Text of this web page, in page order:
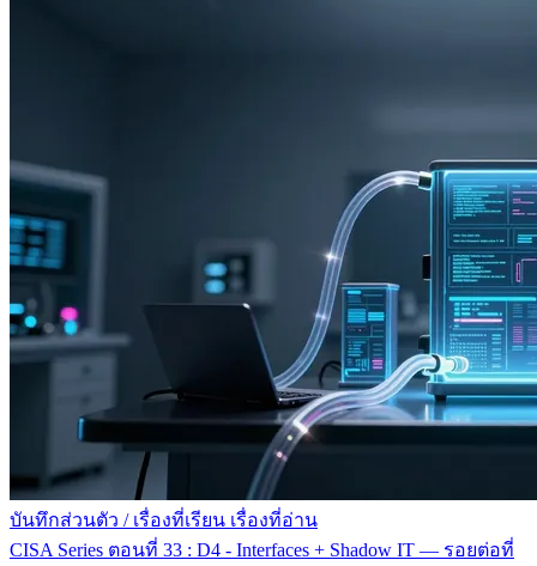
บันทึกส่วนตัว / เรื่องที่เรียน เรื่องที่อ่าน
CISA Series ตอนที่ 33 : D4 - Interfaces + Shadow IT — รอยต่อที่